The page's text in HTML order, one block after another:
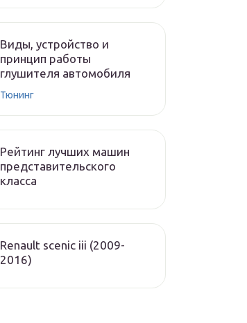
Виды, устройство и
принцип работы
глушителя автомобиля
Тюнинг
Рейтинг лучших машин
представительского
класса
Renault scenic iii (2009-
2016)